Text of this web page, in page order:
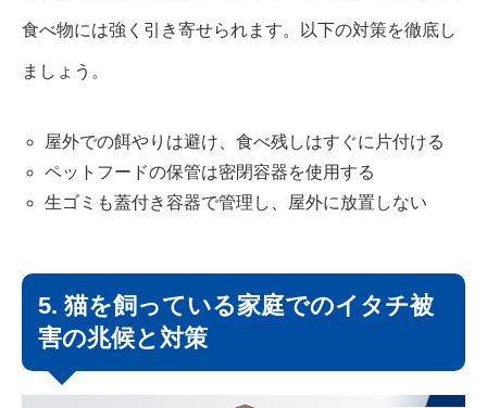
食べ物には強く引き寄せられます。以下の対策を徹底し
ましょう。
屋外での餌やりは避け、食べ残しはすぐに片付ける
ペットフードの保管は密閉容器を使用する
生ゴミも蓋付き容器で管理し、屋外に放置しない
5. 猫を飼っている家庭でのイタチ被
害の兆候と対策